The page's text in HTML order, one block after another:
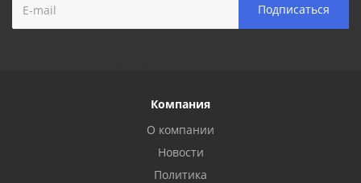
Компания
О компании
Новости
Политика